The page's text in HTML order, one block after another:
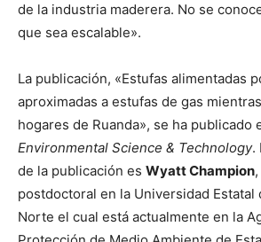
de la industria maderera. No se
que sea escalable».
La publicación, «Estufas alimentadas
aproximadas a estufas de gas
hogares de Ruanda», se ha publicado
Environmental Science & Technology.
de la publicación es Wyatt Champion
postdoctoral en la Universidad Estatal
Norte el cual está actualmente en la